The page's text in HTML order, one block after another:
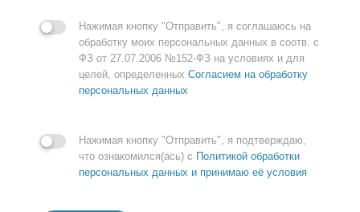
Нажимая кнопку "Отправить", я соглашаюсь на
обработку моих персональных данных в соотв. с
ФЗ от 27.07.2006 №152-ФЗ на условиях и для
целей, определенных Согласием на обработку
персональных данных
Нажимая кнопку "Отправить", я подтверждаю,
что ознакомился(ась) с Политикой обработки
персональных данных и принимаю её условия